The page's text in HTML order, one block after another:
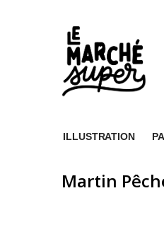
ILLUSTRATION
Martin